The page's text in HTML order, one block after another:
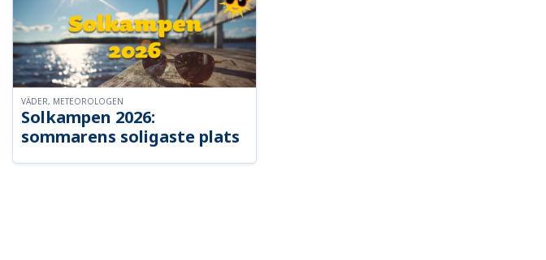
Solkampen 2026:
sommarens soligaste plats
VÄDER, METEOROLOGEN